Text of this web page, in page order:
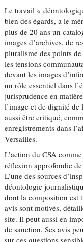
Le travail «
bien des égards, a le
plus de 20 ans un
images d’archives, de
pluralisme des points
les tensions
devant les images
un rôle essentiel dans
jurisprudence en
l’image et de dignité
aussi être critiqué,
enregistrements dans
Versailles.
L’action du CSA
réflexion approfondie
L’une des sources
déontologie
dont la composition est
avis sont motivés,
site. Il peut aussi en
de sanction. Ses avis
sur ces questions